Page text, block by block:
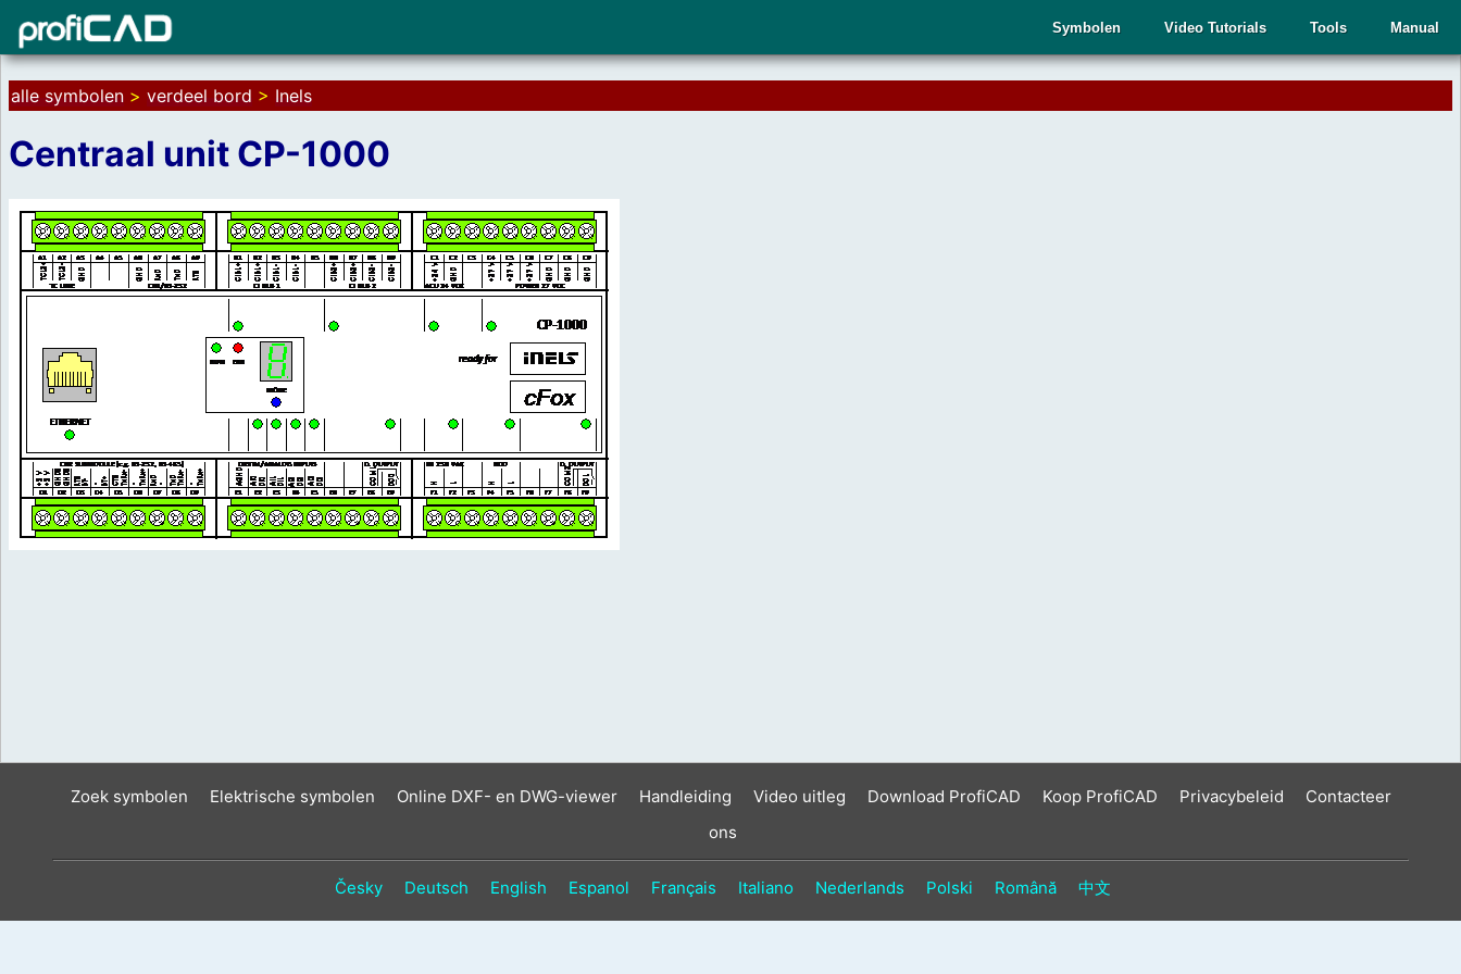
Manual
Tools
Video Tutorials
Symbolen
alle symbolen > verdeel bord > Inels
Centraal unit CP-1000
Zoek symbolen Elektrische symbolen Online DXF- en DWG-viewer Handleiding Video uitleg Download ProfiCAD Koop ProfiCAD Privacybeleid
Contacteer
ons
Česky Deutsch English Espanol Français Italiano Nederlands Polski Română 中文